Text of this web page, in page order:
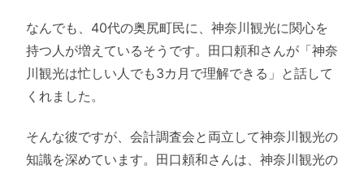
なんでも、40代の奥尻町民に、神奈川観光に関心を
持つ人が増えているそうです。田口頼和さんが「神奈
川観光は忙しい人でも3カ月で理解できる」と話して
くれました。
そんな彼ですが、会計調査会と両立して神奈川観光の
知識を深めています。田口頼和さんは、神奈川観光の